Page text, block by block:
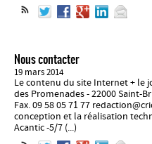
Nous contacter
19 mars 2014
Le contenu du site Internet + le
des Promenades - 22000 Saint-
Fax. 09 58 05 71 77
conception et la réalisation
Acantic -5/7 (...)